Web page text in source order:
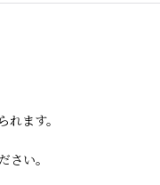
ます。
さい。